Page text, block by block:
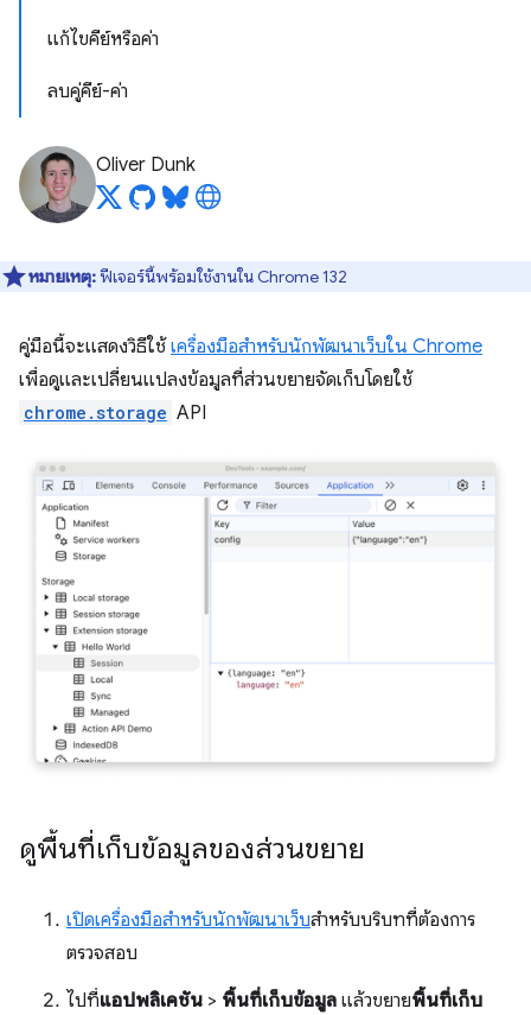
แก้ไขคีย์หรือค่า
ลบคู่คีย์-ค่า
Oliver Dunk
หมายเหตุ:ฟีเจอร์นี้พร้อมใช้งานใน Chrome 132
คู่มือนี้จะแสดงวิธีใช้ เครื่องมือสำหรับนักพัฒนาเว็บใน Chrome
เพื่อดูและเปลี่ยนแปลงข้อมูลที่ส่วนขยายจัดเก็บโดยใช้
chrome.storage API
ดูพื้นที่เก็บข้อมูลของส่วนขยาย
เปิดเครื่องมือสำหรับนักพัฒนาเว็บสำหรับบริบทที่ต้องการ
ตรวจสอบ
ไปที่แอปพลิเคชัน > พื้นที่เก็บข้อมูล แล้วขยายพื้นที่เก็บ